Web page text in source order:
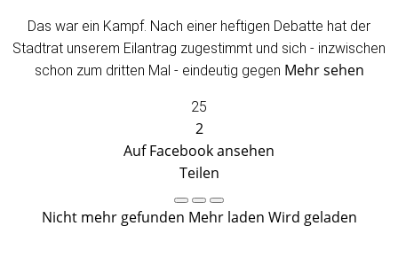
Das war ein Kampf. Nach einer heftigen Debatte hat der
Stadtrat unserem Eilantrag zugestimmt und sich - inzwischen
schon zum dritten Mal - eindeutig gegen Mehr sehen
25
2
Auf Facebook ansehen
Teilen
Nicht mehr gefunden Mehr laden Wird geladen